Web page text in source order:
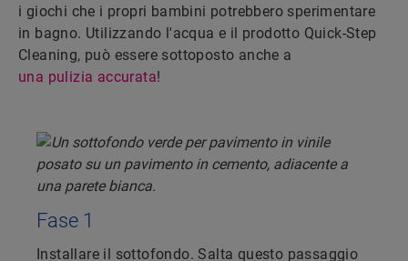
i giochi che i propri bambini potrebbero sperimentare
in bagno. Utilizzando l'acqua e il prodotto Quick-Step
Cleaning, può essere sottoposto anche a
una pulizia accurata!
Fase 1
Installare il sottofondo. Salta questo passaggio